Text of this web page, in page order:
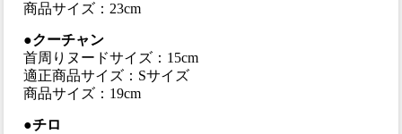
商品サイズ：23cm
●クーチャン
首周りヌードサイズ：15cm
適正商品サイズ：Sサイズ
商品サイズ：19cm
●チロ